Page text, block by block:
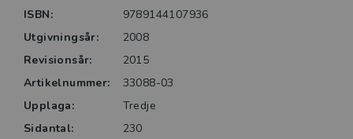
ISBN:
9789144107936
Utgivningsår:
2008
Revisionsår:
2015
Artikelnummer:
33088-03
Upplaga:
Tredje
Sidantal:
230